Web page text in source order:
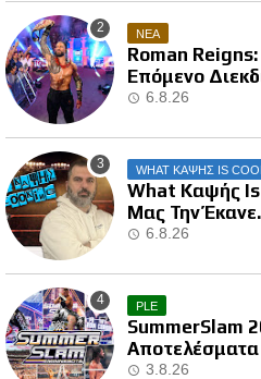
ΝΕΑ
Roman
Επόμενο
6.8.26
WHAT ΚΑΨΗΣ IS
What Καψής
Μας Την
6.8.26
PLE
SummerSlam
Αποτελέσματα
3.8.26